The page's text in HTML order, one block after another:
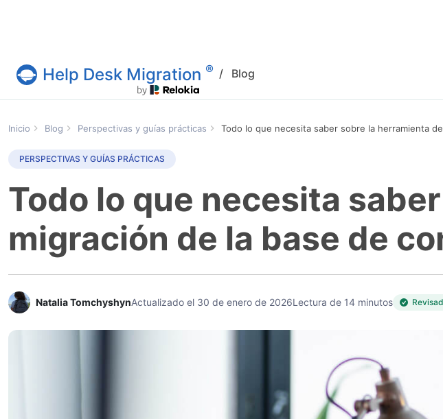
Servicio Help Desk Migration
Help Desk Migration ® / Blog
Inicio Blog Perspectivas y guías prácticas Todo lo que necesita saber sobre la herramienta
PERSPECTIVAS Y GUÍAS PRÁCTICAS
Todo lo que necesita
migración de la base de
Natalia TomchyshynActualizado el 30 de enero de 2026Lectura de 14 minutos